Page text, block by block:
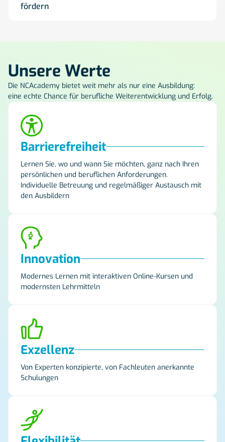
fördern
Unsere Werte
Die NCAcademy bietet weit mehr als nur eine Ausbildung:
eine echte Chance für berufliche Weiterentwicklung und Erfolg.
Barrierefreiheit
Lernen Sie, wo und wann Sie möchten, ganz nach Ihren
persönlichen und beruflichen Anforderungen.
Individuelle Betreuung und regelmäßiger Austausch mit
den Ausbildern
Innovation
Modernes Lernen mit interaktiven Online-Kursen und
modernsten Lehrmitteln
Exzellenz
Von Experten konzipierte, von Fachleuten anerkannte
Schulungen